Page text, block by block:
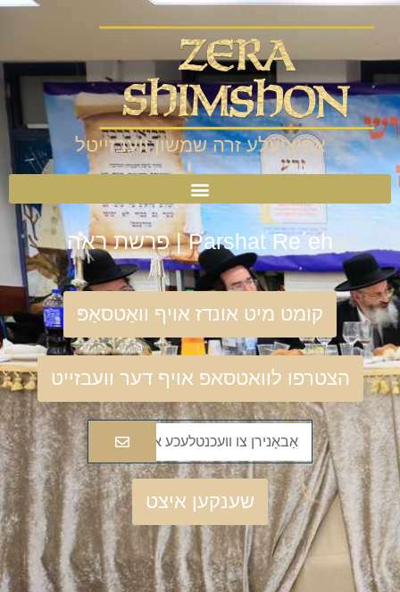
אפיציעלע זרה שמשון וועבזייטל
Parshat Re´eh | פרשת ראה
קומט מיט אונדז אויף וואַטסאַפּ
הצטרפו לוואטסאפ אויף דער וועבזייט
שענקען איצט